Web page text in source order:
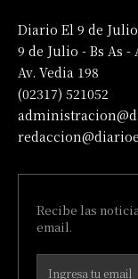
Diario El 9 de Julio
9 de Julio - Bs As
Av. Vedia 198
(02317) 521052
Recibe las
email.